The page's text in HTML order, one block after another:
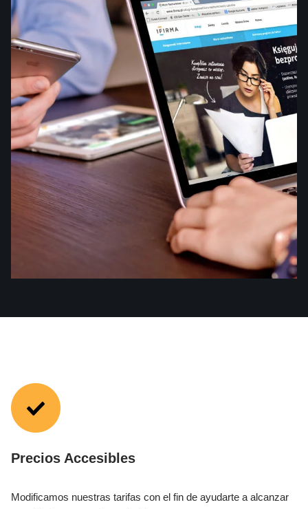
Precios Accesibles
Modificamos nuestras tarifas con el fin de ayudarte a alcanzar